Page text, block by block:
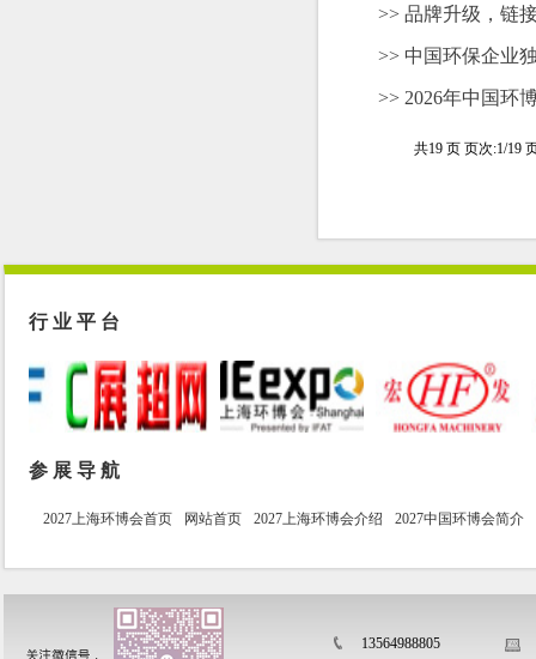
>> 品牌升级，链
>> 中国环保企业
>> 2026年中国环
共19 页 页次:1/19
行 业 平 台
参 展 导 航
2027上海环博会首页 网站首页 2027上海环博会介绍 2027中国环博会简介
13564988805